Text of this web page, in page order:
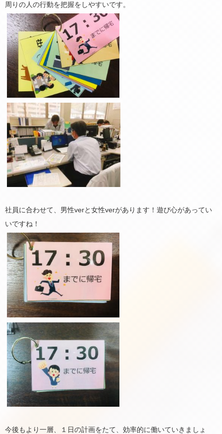
周りの人の行動を把握をしやすいです。
社員に合わせて、男性verと女性verがあります！遊び心があってい
いですね！
今後もより一層、１日の計画をたて、効率的に働いていきましょ